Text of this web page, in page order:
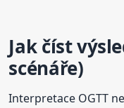
Jak číst
scénáře)
Interpretace OGTT